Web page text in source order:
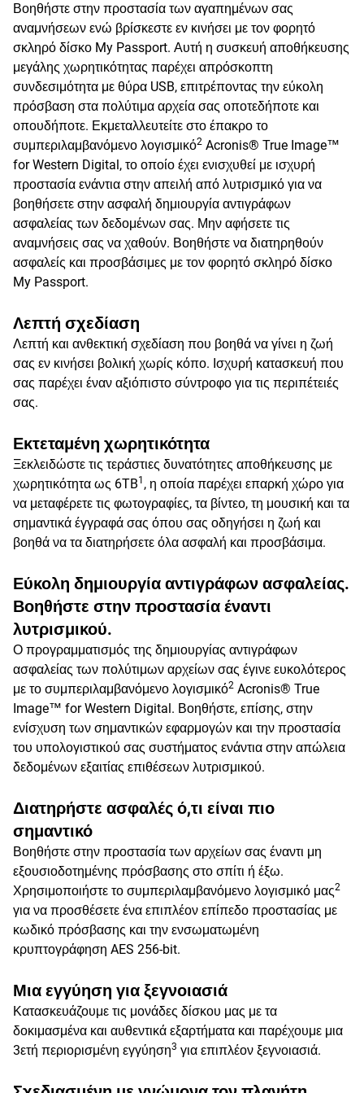
Βοηθήστε στην προστασία των αγαπημένων σας
αναμνήσεων ενώ βρίσκεστε εν κινήσει με τον φορητό
σκληρό δίσκο My Passport. Αυτή η συσκευή αποθήκευσης
μεγάλης χωρητικότητας παρέχει απρόσκοπτη
συνδεσιμότητα με θύρα USB, επιτρέποντας την εύκολη
πρόσβαση στα πολύτιμα αρχεία σας οποτεδήποτε και
οπουδήποτε. Εκμεταλλευτείτε στο έπακρο το
συμπεριλαμβανόμενο λογισμικό2 Acronis® True Image™
for Western Digital, το οποίο έχει ενισχυθεί με ισχυρή
προστασία ενάντια στην απειλή από λυτρισμικό για να
βοηθήσετε στην ασφαλή δημιουργία αντιγράφων
ασφαλείας των δεδομένων σας. Μην αφήσετε τις
αναμνήσεις σας να χαθούν. Βοηθήστε να διατηρηθούν
ασφαλείς και προσβάσιμες με τον φορητό σκληρό δίσκο
My Passport.
Λεπτή σχεδίαση
Λεπτή και ανθεκτική σχεδίαση που βοηθά να γίνει η ζωή
σας εν κινήσει βολική χωρίς κόπο. Ισχυρή κατασκευή που
σας παρέχει έναν αξιόπιστο σύντροφο για τις περιπέτειές
σας.
Εκτεταμένη χωρητικότητα
Ξεκλειδώστε τις τεράστιες δυνατότητες αποθήκευσης με
χωρητικότητα ως 6TB1 , η οποία παρέχει επαρκή χώρο για
να μεταφέρετε τις φωτογραφίες, τα βίντεο, τη μουσική και τα
σημαντικά έγγραφά σας όπου σας οδηγήσει η ζωή και
βοηθά να τα διατηρήσετε όλα ασφαλή και προσβάσιμα.
Εύκολη δημιουργία αντιγράφων ασφαλείας.
Βοηθήστε στην προστασία έναντι
λυτρισμικού.
Ο προγραμματισμός της δημιουργίας αντιγράφων
ασφαλείας των πολύτιμων αρχείων σας έγινε ευκολότερος
με το συμπεριλαμβανόμενο λογισμικό2 Acronis® True
Image™ for Western Digital. Βοηθήστε, επίσης, στην
ενίσχυση των σημαντικών εφαρμογών και την προστασία
του υπολογιστικού σας συστήματος ενάντια στην απώλεια
δεδομένων εξαιτίας επιθέσεων λυτρισμικού.
Διατηρήστε ασφαλές ό,τι είναι πιο
σημαντικό
Βοηθήστε στην προστασία των αρχείων σας έναντι μη
εξουσιοδοτημένης πρόσβασης στο σπίτι ή έξω.
Χρησιμοποιήστε το συμπεριλαμβανόμενο λογισμικό μας2
για να προσθέσετε ένα επιπλέον επίπεδο προστασίας με
κωδικό πρόσβασης και την ενσωματωμένη
κρυπτογράφηση AES 256-bit.
Μια εγγύηση για ξεγνοιασιά
Κατασκευάζουμε τις μονάδες δίσκου μας με τα
δοκιμασμένα και αυθεντικά εξαρτήματα και παρέχουμε μια
3ετή περιορισμένη εγγύηση3 για επιπλέον ξεγνοιασιά.